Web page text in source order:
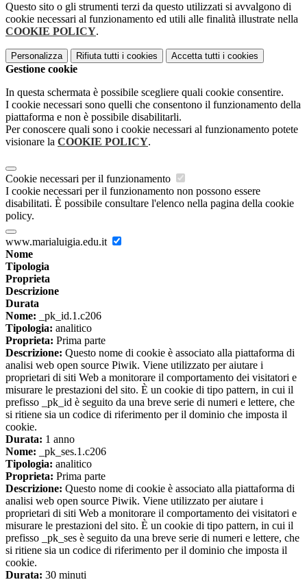
Questo sito o gli strumenti terzi da questo utilizzati si avvalgono di
cookie necessari al funzionamento ed utili alle finalità illustrate nella
COOKIE POLICY.
Personalizza Rifiuta tutti i cookies Accetta tutti i cookies
Gestione cookie
In questa schermata è possibile scegliere quali cookie consentire.
I cookie necessari sono quelli che consentono il funzionamento della
piattaforma e non è possibile disabilitarli.
Per conoscere quali sono i cookie necessari al funzionamento potete
visionare la COOKIE POLICY.
Cookie necessari per il funzionamento
I cookie necessari per il funzionamento non possono essere
disabilitati. È possibile consultare l'elenco nella pagina della cookie
policy.
www.marialuigia.edu.it
Nome
Tipologia
Proprieta
Descrizione
Durata
Nome: _pk_id.1.c206
Tipologia: analitico
Proprieta: Prima parte
Descrizione: Questo nome di cookie è associato alla piattaforma di
analisi web open source Piwik. Viene utilizzato per aiutare i
proprietari di siti Web a monitorare il comportamento dei visitatori e
misurare le prestazioni del sito. È un cookie di tipo pattern, in cui il
prefisso _pk_id è seguito da una breve serie di numeri e lettere, che
si ritiene sia un codice di riferimento per il dominio che imposta il
cookie.
Durata: 1 anno
Nome: _pk_ses.1.c206
Tipologia: analitico
Proprieta: Prima parte
Descrizione: Questo nome di cookie è associato alla piattaforma di
analisi web open source Piwik. Viene utilizzato per aiutare i
proprietari di siti Web a monitorare il comportamento dei visitatori e
misurare le prestazioni del sito. È un cookie di tipo pattern, in cui il
prefisso _pk_ses è seguito da una breve serie di numeri e lettere, che
si ritiene sia un codice di riferimento per il dominio che imposta il
cookie.
Durata: 30 minuti